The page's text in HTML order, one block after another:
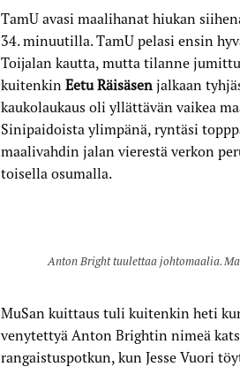
TamU avasi maalihanat hiukan
34. minuutilla. TamU pelasi ensin
Toijalan kautta, mutta tilanne
kuitenkinEetu Räisäsen jalkaan
kaukolaukaus oli yllättävän vaikea
Sinipaidoista ylimpänä, ryntäsi
maalivahdin jalan vierestä verkon
toisella osumalla.
Anton Bright tuulettaa johtomaalia.
MuSan kuittaus tuli kuitenkin heti
venytettyä Anton Brightin nimeä
rangaistuspotkun, kun Jesse Vuori